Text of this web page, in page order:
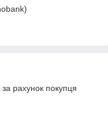
рахунок покупця